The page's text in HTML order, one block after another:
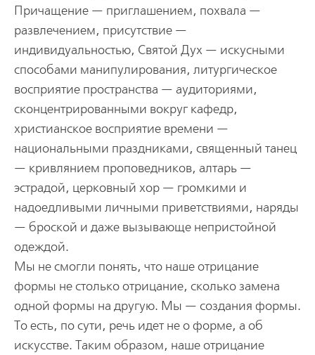
Причащение — приглашением, похвала —
развлечением, присутствие —
индивидуальностью, Святой Дух — искусными
способами манипулирования, литургическое
восприятие пространства — аудиториями,
сконцентрированными вокруг кафедр,
христианское восприятие времени —
национальными праздниками, священный танец
— кривлянием проповедников, алтарь —
эстрадой, церковный хор — громкими и
надоедливыми личными приветствиями, наряды
— броской и даже вызывающе непристойной
одеждой.
Мы не смогли понять, что наше отрицание
формы не столько отрицание, сколько замена
одной формы на другую. Мы — создания формы.
То есть, по сути, речь идет не о форме, а об
искусстве. Таким образом, наше отрицание